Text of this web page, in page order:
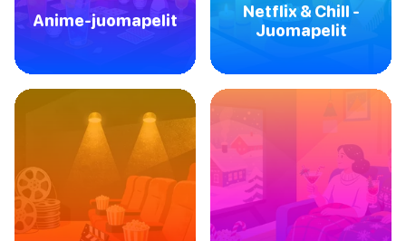
Anime-juomapelit
Netflix & Chill -
Juomapelit